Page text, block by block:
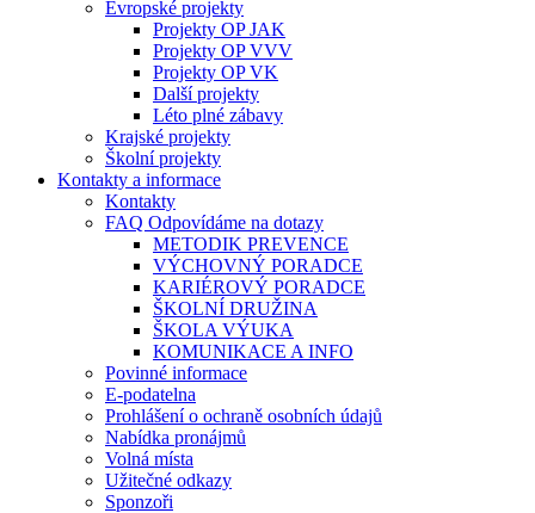
Evropské projekty
Projekty OP JAK
Projekty OP VVV
Projekty OP VK
Další projekty
Léto plné zábavy
Krajské projekty
Školní projekty
Kontakty a informace
Kontakty
FAQ Odpovídáme na dotazy
METODIK PREVENCE
VÝCHOVNÝ PORADCE
KARIÉROVÝ PORADCE
ŠKOLNÍ DRUŽINA
ŠKOLA VÝUKA
KOMUNIKACE A INFO
Povinné informace
E-podatelna
Prohlášení o ochraně osobních údajů
Nabídka pronájmů
Volná místa
Užitečné odkazy
Sponzoři